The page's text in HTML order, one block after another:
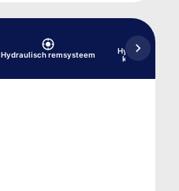
Hydraulisch remsysteem
Hydraulische